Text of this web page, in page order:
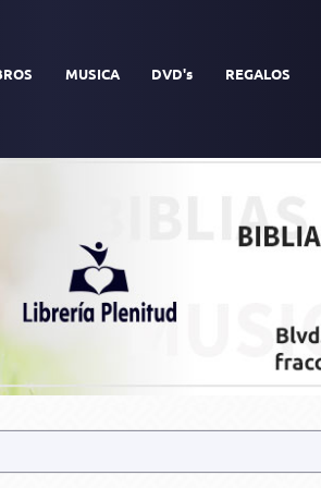
MUSICA DVD's REGALOS